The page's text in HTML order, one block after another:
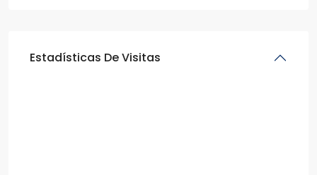
Estadísticas De Visitas